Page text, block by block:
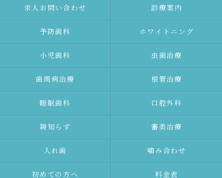
求人お問い合わせ 診療案内
予防⻭科 ホワイトニング
⼩児⻭科 ⾍⻭治療
⻭周病治療 根管治療
睡眠歯科 口腔外科
親知らず 審美治療
⼊れ⻭ 噛み合わせ
初めての⽅へ 料金表